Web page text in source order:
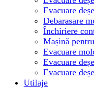
Evacuare
Debarasare
Închiriere
Mașină
Evacuare
Evacuare
Evacuare
Utilaje